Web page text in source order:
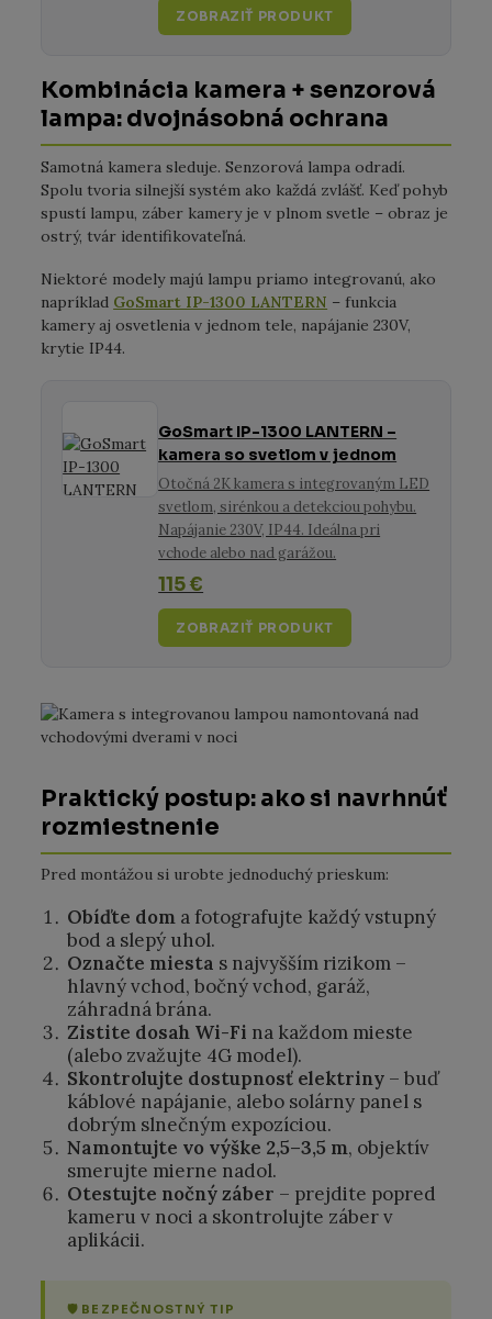
ZOBRAZIŤ PRODUKT
Kombinácia kamera + senzorová
lampa: dvojnásobná ochrana
Samotná kamera sleduje. Senzorová lampa odradí.
Spolu tvoria silnejší systém ako každá zvlášť. Keď pohyb
spustí lampu, záber kamery je v plnom svetle – obraz je
ostrý, tvár identifikovateľná.
Niektoré modely majú lampu priamo integrovanú, ako
napríklad GoSmart IP-1300 LANTERN – funkcia
kamery aj osvetlenia v jednom tele, napájanie 230V,
krytie IP44.
GoSmart IP-1300 LANTERN –
kamera so svetlom v jednom
Otočná 2K kamera s integrovaným LED
svetlom, sirénkou a detekciou pohybu.
Napájanie 230V, IP44. Ideálna pri
vchode alebo nad garážou.
115 €
ZOBRAZIŤ PRODUKT
Praktický postup: ako si navrhnúť
rozmiestnenie
Pred montážou si urobte jednoduchý prieskum:
Obíďte dom a fotografujte každý vstupný
bod a slepý uhol.
Označte miesta s najvyšším rizikom –
hlavný vchod, bočný vchod, garáž,
záhradná brána.
Zistite dosah Wi-Fi na každom mieste
(alebo zvažujte 4G model).
Skontrolujte dostupnosť elektriny – buď
káblové napájanie, alebo solárny panel s
dobrým slnečným expozíciou.
Namontujte vo výške 2,5–3,5 m, objektív
smerujte mierne nadol.
Otestujte nočný záber – prejdite popred
kameru v noci a skontrolujte záber v
aplikácii.
🛡 BEZPEČNOSTNÝ TIP